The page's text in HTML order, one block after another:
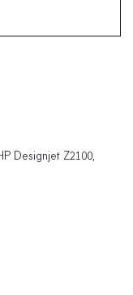
Designjet Z2100,